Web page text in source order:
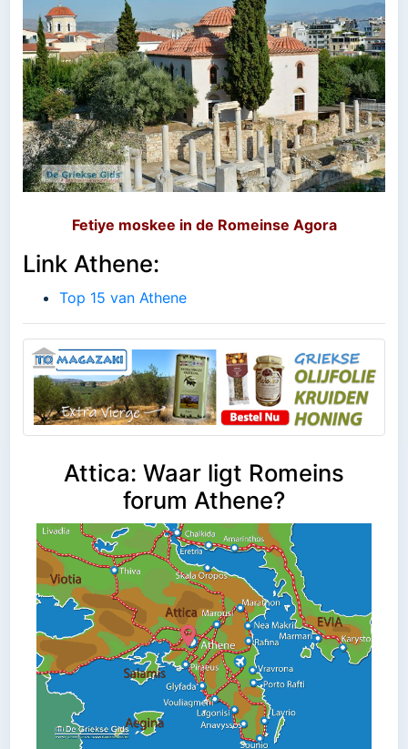
Fetiye moskee in de Romeinse Agora
Link Athene:
Top 15 van Athene
Attica: Waar ligt Romeins
forum Athene?